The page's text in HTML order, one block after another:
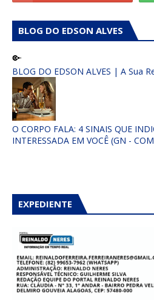
BLOG DO EDSON ALVES
BLOG DO EDSON ALVES | A Sua
O CORPO FALA: 4 SINAIS QUE
INTERESSADA EM VOCÊ (GN -
EXPEDIENTE